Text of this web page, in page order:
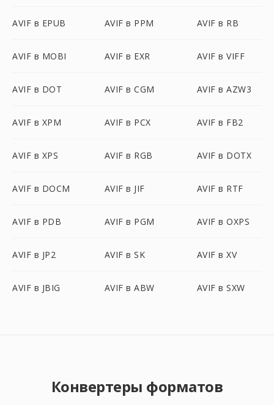
AVIF в EPUB AVIF в PPM AVIF в RB
AVIF в MOBI AVIF в EXR AVIF в VIFF
AVIF в DOT AVIF в CGM AVIF в AZW3
AVIF в XPM AVIF в PCX AVIF в FB2
AVIF в XPS AVIF в RGB AVIF в DOTX
AVIF в DOCM AVIF в JIF AVIF в RTF
AVIF в PDB AVIF в PGM AVIF в OXPS
AVIF в JP2 AVIF в SK AVIF в XV
AVIF в JBIG AVIF в ABW AVIF в SXW
Конвертеры форматов